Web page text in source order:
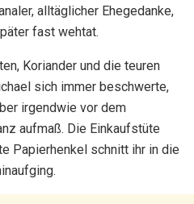
alltäglicher Ehegedanke,
fast wehtat.
Koriander und die teuren
sich immer beschwerte,
irgendwie vor dem
aufmaß. Die Einkaufstüte
Papierhenkel schnitt ihr in die